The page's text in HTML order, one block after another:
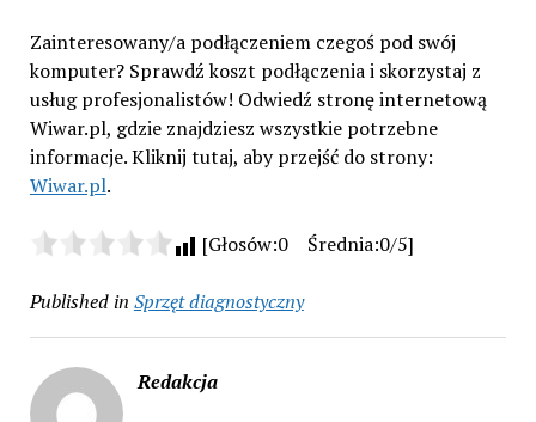
Zainteresowany/a podłączeniem czegoś pod swój
komputer? Sprawdź koszt podłączenia i skorzystaj z
usług profesjonalistów! Odwiedź stronę internetową
Wiwar.pl, gdzie znajdziesz wszystkie potrzebne
informacje. Kliknij tutaj, aby przejść do strony:
Wiwar.pl.
[Głosów:0 Średnia:0/5]
Published in Sprzęt diagnostyczny
Redakcja